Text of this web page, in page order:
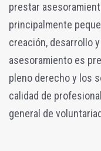
prestar
principalmente
creación, desarrollo
asesoramiento es
pleno derecho y los
calidad de
general de